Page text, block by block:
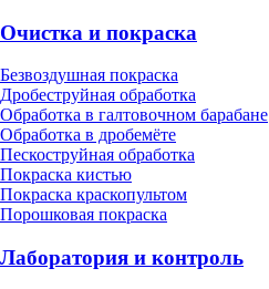
Очистка и покраска
Безвоздушная покраска
Дробеструйная обработка
Обработка в галтовочном барабане
Обработка в дробемёте
Пескоструйная обработка
Покраска кистью
Покраска краскопультом
Порошковая покраска
Лаборатория и контроль